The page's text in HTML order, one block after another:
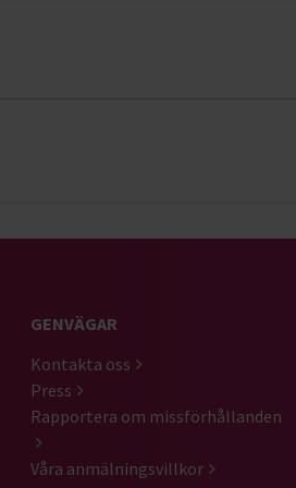
GENVÄGAR
Kontakta oss
Press
Rapportera om missförhållanden
Våra anmälningsvillkor